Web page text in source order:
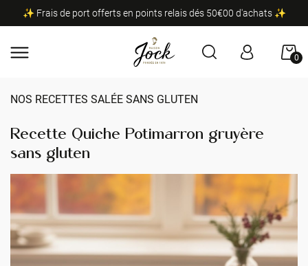
✨ Frais de port offerts en points relais dés 50€00 d'achats ✨
0
NOS RECETTES SALÉE SANS GLUTEN
Recette Quiche Potimarron gruyère
sans gluten